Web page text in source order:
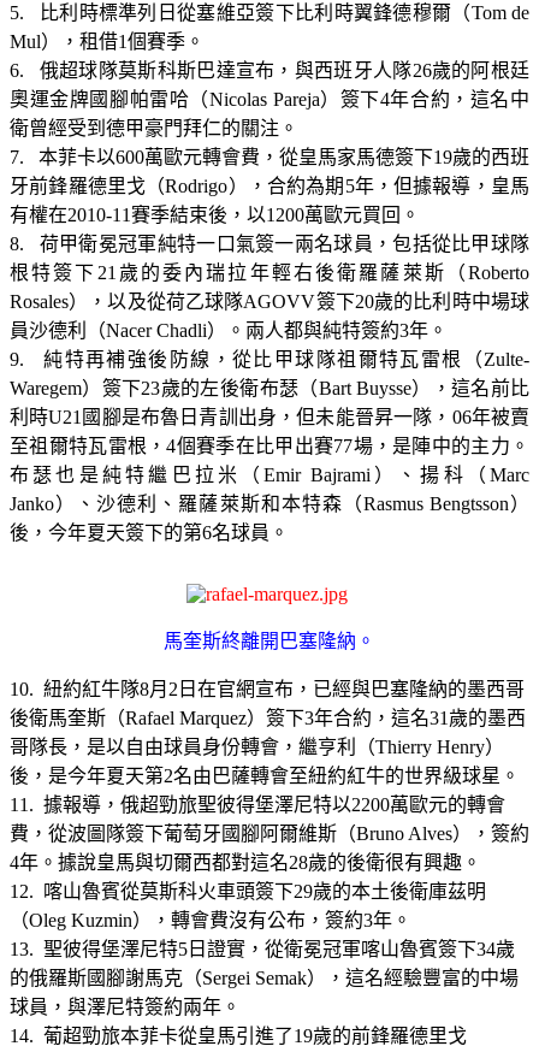
5. 比利時標準列日從塞維亞簽下比利時翼鋒德穆爾（Tom de
Mul），租借1個賽季。
6. 俄超球隊莫斯科斯巴達宣布，與西班牙人隊26歲的阿根廷
奧運金牌國腳帕雷哈（Nicolas Pareja）簽下4年合約，這名中
衛曾經受到德甲豪門拜仁的關注。
7. 本菲卡以600萬歐元轉會費，從皇馬家馬德簽下19歲的西班
牙前鋒羅德里戈（Rodrigo），合約為期5年，但據報導，皇馬
有權在2010-11賽季結束後，以1200萬歐元買回。
8. 荷甲衛冕冠軍純特一口氣簽一兩名球員，包括從比甲球隊
根特簽下21歲的委內瑞拉年輕右後衛羅薩萊斯（Roberto
Rosales），以及從荷乙球隊AGOVV簽下20歲的比利時中場球
員沙德利（Nacer Chadli）。兩人都與純特簽約3年。
9. 純特再補強後防線，從比甲球隊祖爾特瓦雷根（Zulte-
Waregem）簽下23歲的左後衛布瑟（Bart Buysse），這名前比
利時U21國腳是布魯日青訓出身，但未能晉昇一隊，06年被賣
至祖爾特瓦雷根，4個賽季在比甲出賽77場，是陣中的主力。
布瑟也是純特繼巴拉米（Emir Bajrami）、揚科（Marc
Janko）、沙德利、羅薩萊斯和本特森（Rasmus Bengtsson）
後，今年夏天簽下的第6名球員。
馬奎斯終離開巴塞隆納。
10. 紐約紅牛隊8月2日在官網宣布，已經與巴塞隆納的墨西哥
後衛馬奎斯（Rafael Marquez）簽下3年合約，這名31歲的墨西
哥隊長，是以自由球員身份轉會，繼亨利（Thierry Henry）
後，是今年夏天第2名由巴薩轉會至紐約紅牛的世界級球星。
11. 據報導，俄超勁旅聖彼得堡澤尼特以2200萬歐元的轉會
費，從波圖隊簽下葡萄牙國腳阿爾維斯（Bruno Alves），簽約
4年。據說皇馬與切爾西都對這名28歲的後衛很有興趣。
12. 喀山魯賓從莫斯科火車頭簽下29歲的本土後衛庫茲明
（Oleg Kuzmin），轉會費沒有公布，簽約3年。
13. 聖彼得堡澤尼特5日證實，從衛冕冠軍喀山魯賓簽下34歲
的俄羅斯國腳謝馬克（Sergei Semak），這名經驗豐富的中場
球員，與澤尼特簽約兩年。
14. 葡超勁旅本菲卡從皇馬引進了19歲的前鋒羅德里戈